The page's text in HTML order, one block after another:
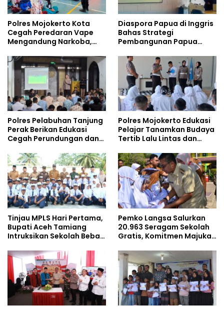
Polres Mojokerto Kota
Cegah Peredaran Vape
Mengandung Narkoba,
Kalangan Remaja
Diaspora Papua di Inggris
Bahas Strategi
Pembangunan Papua
Doktoral Internasional
Polres Pelabuhan Tanjung
Perak Berikan Edukasi
Cegah Perundungan dan
kepada Pelajar MPLS
Polres Mojokerto Edukasi
Pelajar Tanamkan Budaya
Tertib Lalu Lintas dan
Tinjau MPLS Hari Pertama,
Bupati Aceh Tamiang
Intruksikan Sekolah Bebas
Pemko Langsa Salurkan
20.963 Seragam Sekolah
Gratis, Komitmen Majukan